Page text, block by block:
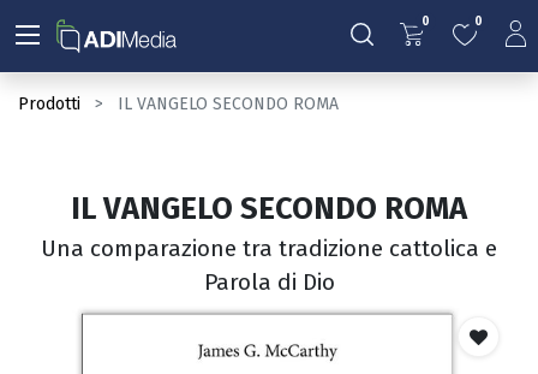
0 0
Prodotti IL VANGELO SECONDO ROMA
IL VANGELO SECONDO ROMA
Una comparazione tra tradizione cattolica e
Parola di Dio